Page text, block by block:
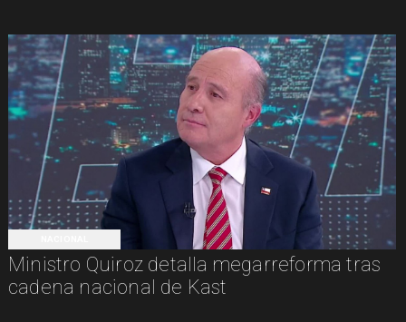
Ministro Quiroz detalla megarreforma tras
cadena nacional de Kast